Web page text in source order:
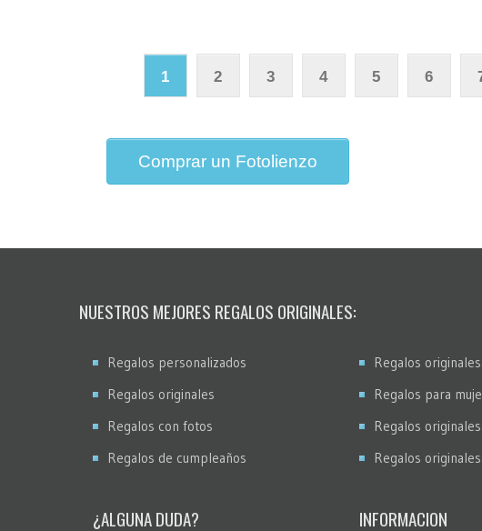
1 2 3 4 5 6
Comprar un Fotolienzo
NUESTROS MEJORES REGALOS ORIGINALES:
Regalos personalizados
Regalos originales
Regalos con fotos
Regalos de cumpleaños
Regalos
Regalos para
Regalos
Regalos
¿ALGUNA DUDA? INFORMACION